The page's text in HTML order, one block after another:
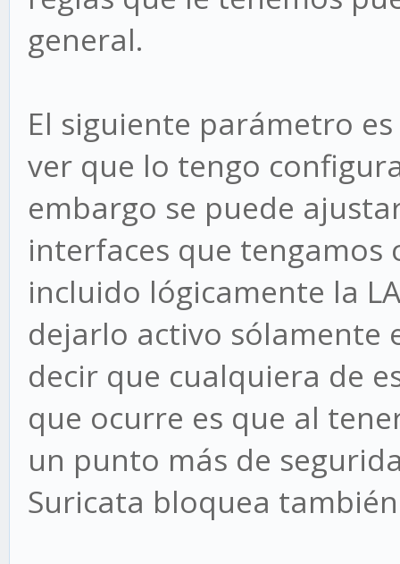
general.
El siguiente parámetro
ver que lo tengo
embargo se puede
interfaces que tengamos
incluido lógicamente la
dejarlo activo sólamente
decir que cualquiera de
que ocurre es que al
un punto más de
Suricata bloquea